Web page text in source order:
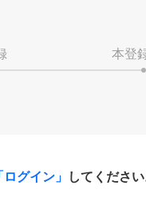
本登
ログイン」 してください